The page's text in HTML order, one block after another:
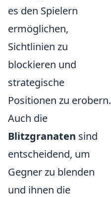
es den Spielern
ermöglichen,
Sichtlinien zu
blockieren und
strategische
Positionen zu erobern.
Auch die
Blitzgranaten sind
entscheidend, um
Gegner zu blenden
und ihnen die